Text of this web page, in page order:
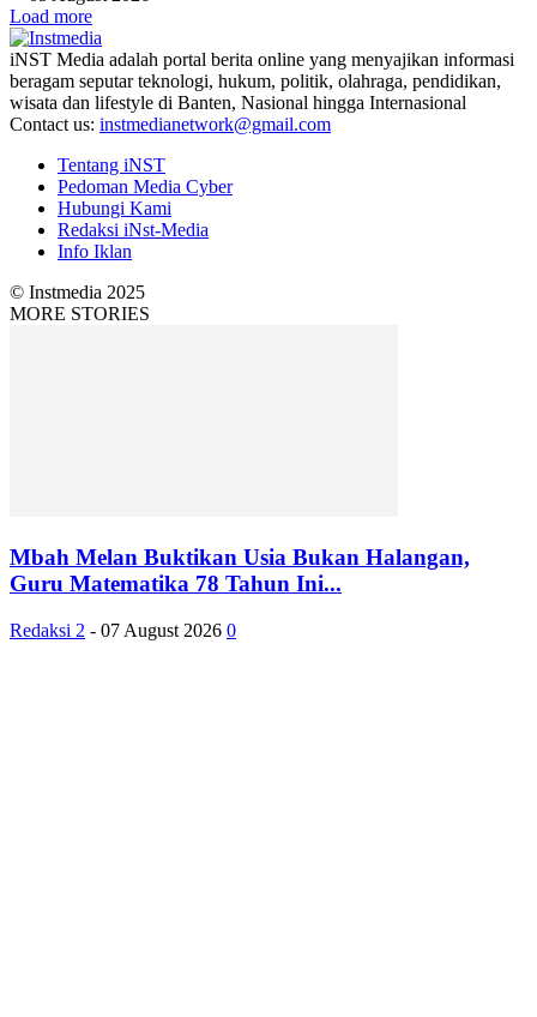
Load more
iNST Media adalah portal berita online yang menyajikan informasi
beragam seputar teknologi, hukum, politik, olahraga, pendidikan,
wisata dan lifestyle di Banten, Nasional hingga Internasional
Contact us: instmedianetwork@gmail.com
Tentang iNST
Pedoman Media Cyber
Hubungi Kami
Redaksi iNst-Media
Info Iklan
© Instmedia 2025
MORE STORIES
Mbah Melan Buktikan Usia Bukan Halangan,
Guru Matematika 78 Tahun Ini...
Redaksi 2 - 07 August 2026 0